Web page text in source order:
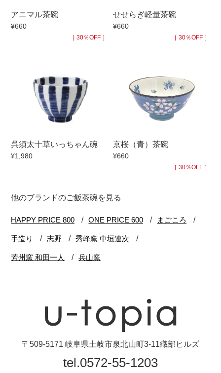
アニマル茶碗
¥660
［ 30％OFF ］
せせらぎ軽量茶碗
¥660
［ 30％OFF ］
呉須太十草いっちゃん碗
¥1,980
京桜（青）茶碗
¥660
［ 30％OFF ］
他のブランドのご飯茶碗を見る
〒509-5171 岐阜県土岐市泉北山町3-11織部ヒルズ
tel.0572-55-1203